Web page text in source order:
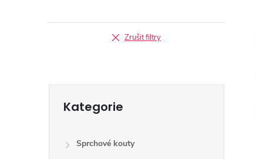
Zrušit filtry
kategorie
Kategorie
Sprchové kouty